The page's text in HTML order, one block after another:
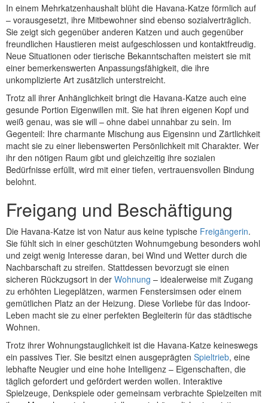
In einem Mehrkatzenhaushalt blüht die Havana-Katze förmlich auf
– vorausgesetzt, ihre Mitbewohner sind ebenso sozialverträglich.
Sie zeigt sich gegenüber anderen Katzen und auch gegenüber
freundlichen Haustieren meist aufgeschlossen und kontaktfreudig.
Neue Situationen oder tierische Bekanntschaften meistert sie mit
einer bemerkenswerten Anpassungsfähigkeit, die ihre
unkomplizierte Art zusätzlich unterstreicht.
Trotz all ihrer Anhänglichkeit bringt die Havana-Katze auch eine
gesunde Portion Eigenwillen mit. Sie hat ihren eigenen Kopf und
weiß genau, was sie will – ohne dabei unnahbar zu sein. Im
Gegenteil: Ihre charmante Mischung aus Eigensinn und Zärtlichkeit
macht sie zu einer liebenswerten Persönlichkeit mit Charakter. Wer
ihr den nötigen Raum gibt und gleichzeitig ihre sozialen
Bedürfnisse erfüllt, wird mit einer tiefen, vertrauensvollen Bindung
belohnt.
Freigang und Beschäftigung
Die Havana-Katze ist von Natur aus keine typische Freigängerin.
Sie fühlt sich in einer geschützten Wohnumgebung besonders wohl
und zeigt wenig Interesse daran, bei Wind und Wetter durch die
Nachbarschaft zu streifen. Stattdessen bevorzugt sie einen
sicheren Rückzugsort in der Wohnung – idealerweise mit Zugang
zu erhöhten Liegeplätzen, warmen Fenstersimsen oder einem
gemütlichen Platz an der Heizung. Diese Vorliebe für das Indoor-
Leben macht sie zu einer perfekten Begleiterin für das städtische
Wohnen.
Trotz ihrer Wohnungstauglichkeit ist die Havana-Katze keineswegs
ein passives Tier. Sie besitzt einen ausgeprägten Spieltrieb, eine
lebhafte Neugier und eine hohe Intelligenz – Eigenschaften, die
täglich gefordert und gefördert werden wollen. Interaktive
Spielzeuge, Denkspiele oder gemeinsam verbrachte Spielzeiten mit